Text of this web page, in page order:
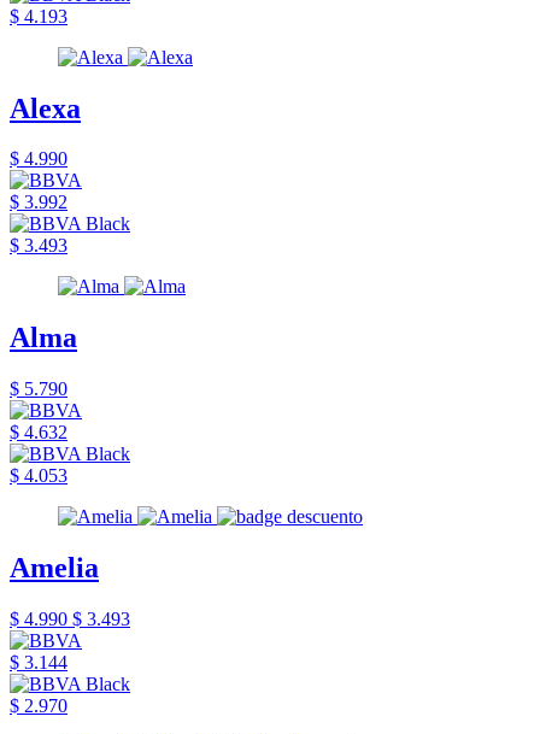
$ 4.193
Alexa
$ 4.990
$ 3.992
$ 3.493
Alma
$ 5.790
$ 4.632
$ 4.053
Amelia
$ 4.990 $ 3.493
$ 3.144
$ 2.970